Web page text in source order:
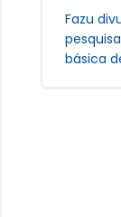
Fazu
básica